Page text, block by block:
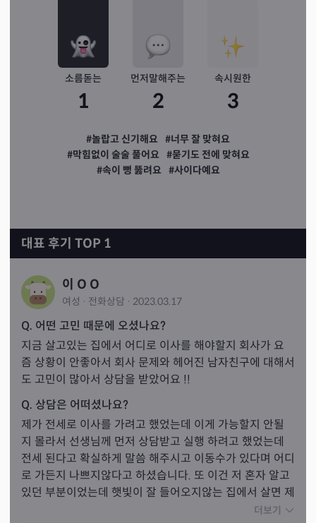
소름돋는
1
먼저말해주는
2
속시원한
3
#놀랍고 신기해요 #너무 잘 맞혀요
#막힘없이 술술 풀어요 #묻기도 전에 맞혀요
#속이 뻥 뚫려요 #사이다예요
대표 후기 TOP 1
이 O O
여성 · 전화상담 · 2023.03.17
Q. 어떤 고민 때문에 오셨나요?
지금 살고있는 집에서 어디로 이사를 해야할지 회사가 요
즘 상황이 안좋아서 회사 문제와 헤어진 남자친구에 대해서
도 고민이 많아서 상담을 받았어요 !!
Q. 상담은 어떠셨나요?
제가 전세로 이사를 가려고 했었는데 이게 가능할지 안될
지 몰라서 선생님께 먼저 상담받고 실행 하려고 했었는데
전세 된다고 확실하게 말씀 해주시고 이동수가 있다며 어디
로 가든지 나쁘지않다고 하셨습니다. 또 이건 저 혼자 알고
있던 부분이었는데 햇빛이 잘 들어오지않는 집에서 살면 제
가 우울해지고 약간 집에 들어가기 싫고 그랬었던 적이 항
더보기